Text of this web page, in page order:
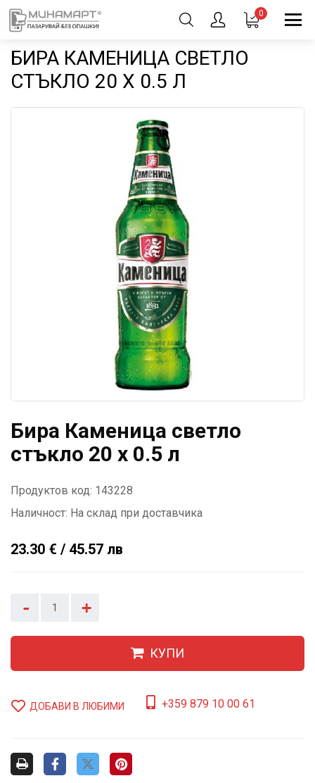
0
БИРА КАМЕНИЦА СВЕТЛО
СТЪКЛО 20 X 0.5 Л
Бира Каменица светло
стъкло 20 x 0.5 л
Продуктов код: 143228
Наличност: На склад при доставчика
23.30 € / 45.57 лв
- +
КУПИ
ДОБАВИ В ЛЮБИМИ +359 879 10 00 61